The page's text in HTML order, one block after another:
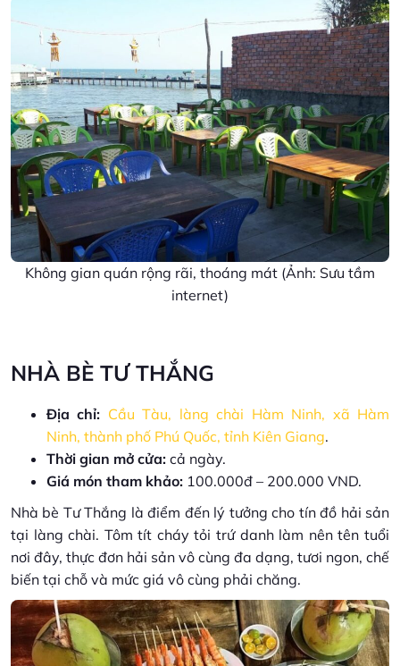
Không gian quán rộng rãi, thoáng mát (Ảnh: Sưu tầm
internet)
NHÀ BÈ TƯ THẮNG
Địa chỉ: Cầu Tàu, làng chài Hàm Ninh, xã Hàm
Ninh, thành phố Phú Quốc, tỉnh Kiên Giang.
Thời gian mở cửa: cả ngày.
Giá món tham khảo: 100.000đ – 200.000 VND.
Nhà bè Tư Thắng là điểm đến lý tưởng cho tín đồ hải sản
tại làng chài. Tôm tít cháy tỏi trứ danh làm nên tên tuổi
nơi đây, thực đơn hải sản vô cùng đa dạng, tươi ngon, chế
biến tại chỗ và mức giá vô cùng phải chăng.